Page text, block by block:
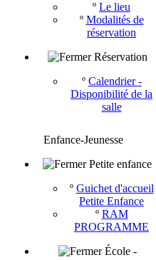
º Le lieu
º Modalités de
réservation
Réservation
º Calendrier -
Disponibilité de la
salle
Enfance-Jeunesse
Petite enfance
º Guichet d'accueil
Petite Enfance
º RAM
PROGRAMME
École -